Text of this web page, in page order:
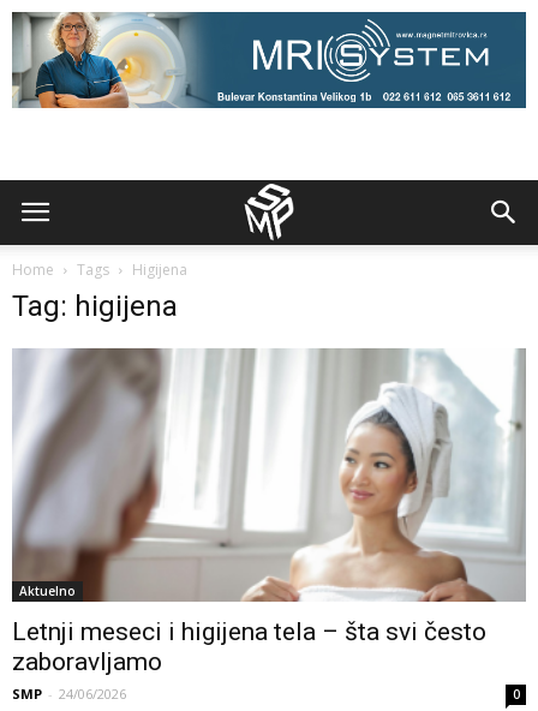
Home Tags Higijena
Tag: higijena
Aktuelno
Letnji meseci i higijena tela – šta svi često
zaboravljamo
SMP - 24/06/2026 0